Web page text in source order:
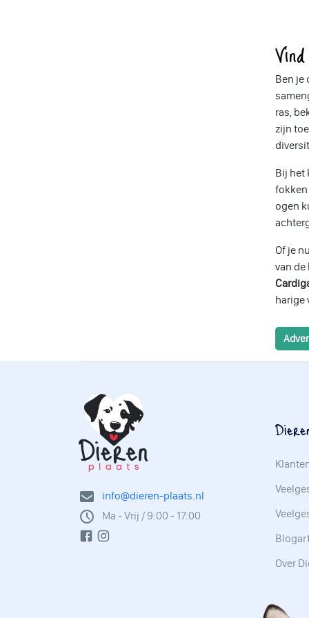
Ben je
ras,
zijn
Bij het
fokken
ogen
Of je
van
harige
info@dieren-plaats.nl
Ma - Vrij / 9:00 - 17:00
Over